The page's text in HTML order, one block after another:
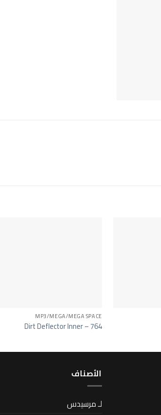
MP3/MEGA/MEGA SPACE
Dirt Deflector Inner – 764
اﻷصناف
لـ مرسيدس